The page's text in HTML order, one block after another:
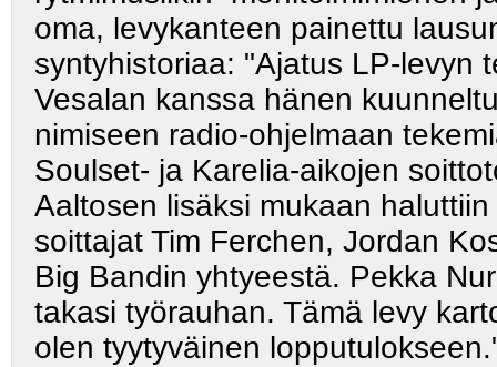
oma, levykanteen painettu
syntyhistoriaa: "Ajatus LP-levyn
Vesalan kanssa hänen
nimiseen radio-ohjelmaan
Soulset- ja Karelia-aikojen
Aaltosen lisäksi mukaan
soittajat Tim Ferchen, Jordan
Big Bandin yhtyeestä. Pekka
takasi työrauhan. Tämä levy
olen tyytyväinen